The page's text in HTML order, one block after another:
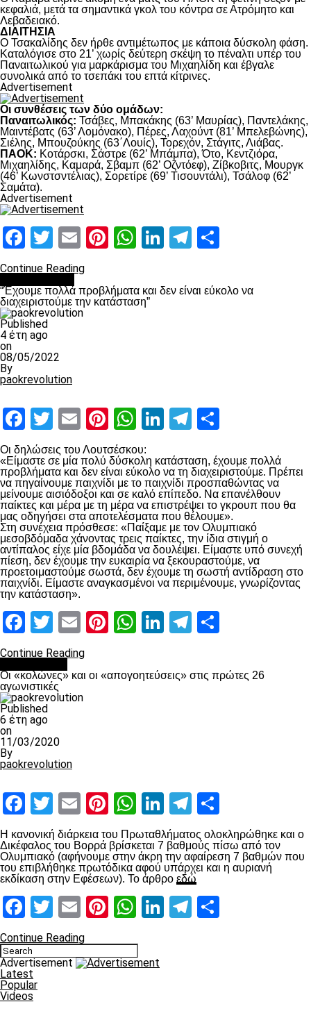
κεφαλιά, μετά τα σημαντικά γκολ του κόντρα σε Ατρόμητο και
Λεβαδειακό.
ΔΙΑΙΤΗΣΙΑ
Ο Τσακαλίδης δεν ήρθε αντιμέτωπος με κάποια δύσκολη φάση.
Καταλόγισε στο 21’ χωρίς δεύτερη σκέψη το πέναλτι υπέρ του
Παναιτωλικού για μαρκάρισμα του Μιχαηλίδη και έβγαλε
συνολικά από το τσεπάκι του επτά κίτρινες.
Advertisement
Οι συνθέσεις των δύο ομάδων:
Παναιτωλικός: Τσάβες, Μπακάκης (63’ Μαυρίας), Παντελάκης,
Μαιντέβατς (63’ Λομόνακο), Πέρες, Λαχούντ (81’ Μπελεβώνης),
Σιέλης, Μπουζούκης (63΄Λουίς), Τορεχόν, Στάγιτς, Λιάβας.
ΠΑΟΚ: Κοτάρσκι, Σάστρε (62’ Μπάμπα), Ότο, Κεντζιόρα,
Μιχαηλίδης, Καμαρά, Σβαμπ (62’ Οζντόεφ), Ζίβκοβιτς, Μουργκ
(46’ Κωνστσντέλιας), Σορετίρε (69’ Τισουντάλι), Τσάλοφ (62’
Σαμάτα).
Advertisement
Facebook
Twitter
EmailPinterest
WhatsApp
LinkedIn
Telegram
Continue Reading
“Έχουμε πολλά προβλήματα και δεν είναι εύκολο να
διαχειριστούμε την κατάσταση”
Published
4 έτη ago
on
08/05/2022
By
paokrevolution
Facebook
Twitter
EmailPinterest
WhatsApp
LinkedIn
Telegram
Οι δηλώσεις του Λουτσέσκου:
«Είμαστε σε μία πολύ δύσκολη κατάσταση, έχουμε πολλά
προβλήματα και δεν είναι εύκολο να τη διαχειριστούμε. Πρέπει
να πηγαίνουμε παιχνίδι με το παιχνίδι προσπαθώντας να
μείνουμε αισιόδοξοι και σε καλό επίπεδο. Να επανέλθουν
παίκτες και μέρα με τη μέρα να επιστρέψει το γκρουπ που θα
μας οδηγήσει στα αποτελέσματα που θέλουμε».
Στη συνέχεια πρόσθεσε: «Παίξαμε με τον Ολυμπιακό
μεσοβδόμαδα χάνοντας τρεις παίκτες, την ίδια στιγμή ο
αντίπαλος είχε μία βδομάδα να δουλέψει. Είμαστε υπό συνεχή
πίεση, δεν έχουμε την ευκαιρία να ξεκουραστούμε, να
προετοιμαστούμε σωστά, δεν έχουμε τη σωστή αντίδραση στο
παιχνίδι. Είμαστε αναγκασμένοι να περιμένουμε, γνωρίζοντας
την κατάσταση».
Facebook
Twitter
EmailPinterest
WhatsApp
LinkedIn
Telegram
Continue Reading
Οι «κολώνες» και οι «απογοητεύσεις» στις πρώτες 26
αγωνιστικές
Published
6 έτη ago
on
11/03/2020
By
paokrevolution
Facebook
Twitter
EmailPinterest
WhatsApp
LinkedIn
Telegram
Η κανονική διάρκεια του Πρωταθλήματος ολοκληρώθηκε και ο
Δικέφαλος του Βορρά βρίσκεται 7 βαθμούς πίσω από τον
Ολυμπιακό (αφήνουμε στην άκρη την αφαίρεση 7 βαθμών που
του επιβλήθηκε πρωτόδικα αφού υπάρχει και η αυριανή
εκδίκαση στην Εφέσεων). Το άρθρο εδώ
Facebook
Twitter
EmailPinterest
WhatsApp
LinkedIn
Telegram
Continue Reading
Advertisement
Latest
Popular
Videos